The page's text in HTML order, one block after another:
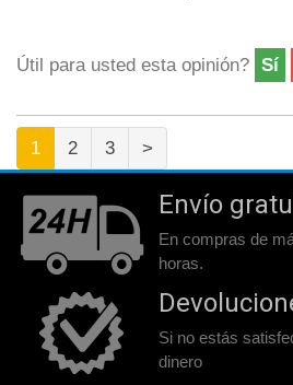
Útil para usted esta opinión? Sí
1 2 3 >
Envío
En compras de
horas.
Si no estás
dinero